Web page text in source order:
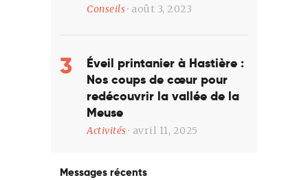
Conseils août 3, 2023
Éveil printanier à Hastière :
Nos coups de cœur pour
redécouvrir la vallée de la
Meuse
Activités avril 11, 2025
Messages récents